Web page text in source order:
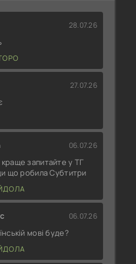
28.07.26
27.07.26
06.07.26
запитайте у ТГ
що робила Субтитри
06.07.26
мові буде?